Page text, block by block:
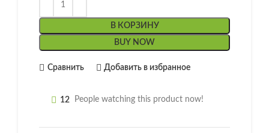
В КОРЗИНУ
BUY NOW
Сравнить Добавить в избранное
12 People watching this product now!